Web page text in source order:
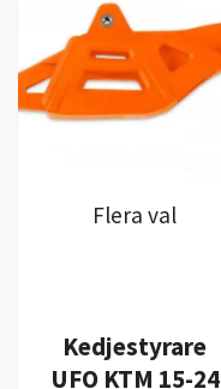
Flera val
Kedjestyrare
UFO KTM 15-24